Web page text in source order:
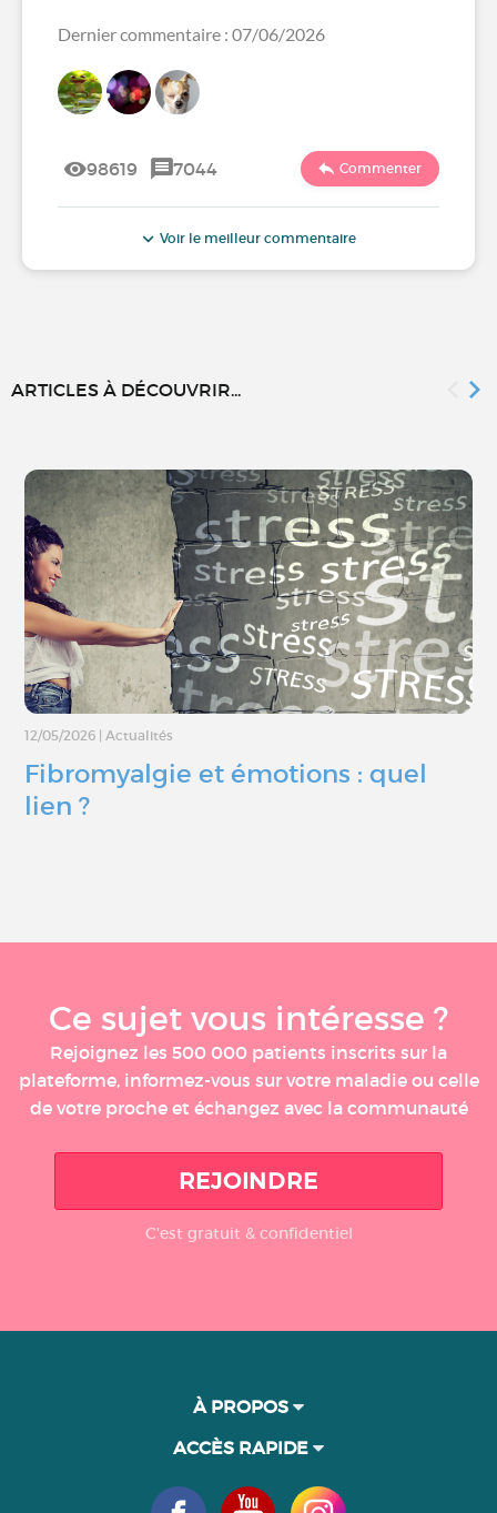
Dernier commentaire : 07/06/2026
98619 7044 Commenter
Voir le meilleur commentaire
ARTICLES À DÉCOUVRIR...
12/05/2026 | Actualités
Fibromyalgie et émotions : quel
lien ?
Ce sujet vous intéresse ?
Rejoignez les 500 000 patients inscrits sur la
plateforme, informez-vous sur votre maladie ou celle
de votre proche et échangez avec la communauté
REJOINDRE
C'est gratuit & confidentiel
À PROPOS
ACCÈS RAPIDE